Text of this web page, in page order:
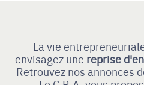
La vie
envisagez une reprise
Retrouvez nos annonces